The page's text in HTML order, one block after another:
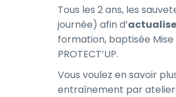
Tous les 2 ans, les
journée) afin d’
formation, baptisée
PROTECT’UP.
Vous voulez en savoir
entraînement par